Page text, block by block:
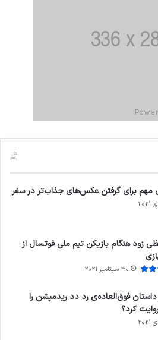
زود هنگام بازیکن تیم ملی فوتسال از
30 سپتامبر 2021
داستان فوق‌العاده‌ی رد دد ریدمپشن را
کرد؟